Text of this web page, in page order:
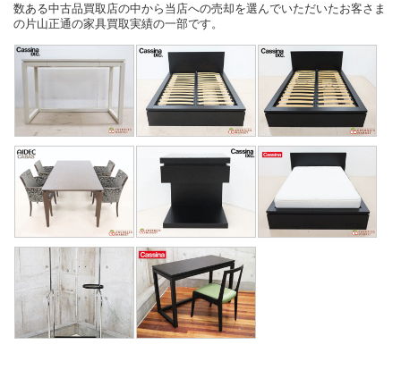
数ある中古品買取店の中から当店への売却を選んでいただいたお客さま
の片山正通の家具買取実績の一部です。